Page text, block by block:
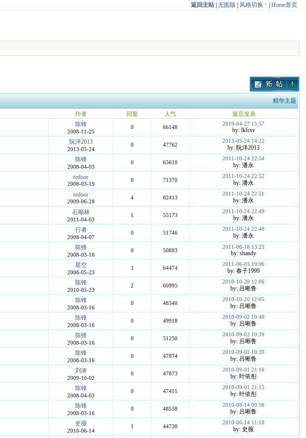
返回主站| 无图版 风格切换 Home首页
精华主题
作者 回复 人气
最后发表
陈锋
2008-11-25
0 66148
2019-04-27 15:57
by: lkfcsv
阮洋2013
2013-05-24
0 47762
2013-05-24 14:22
by: 阮洋2013
陈锋
2008-04-03
0 65610
2011-10-24 22:54
by: 潘永
redoor
2008-03-19
6 71370
2011-10-24 22:52
by: 潘永
redoor
2009-06-28
4 82413
2011-10-24 22:51
by: 潘永
石顺林
2011-04-03
1 55173
2011-10-24 22:49
by: 潘永
行者
2008-04-07
0 51746
2011-10-24 22:46
by: 潘永
陈锋
2008-03-16
0 50893
2011-06-18 13:23
by: shandy
星空
2008-05-23
3 64474
2011-06-03 19:06
by: 春子1999
陈锋
2010-05-23
2 60995
2010-10-20 12:06
by: 吕晰鲁
陈锋
2008-03-16
0 48340
2010-10-20 12:05
by: 吕晰鲁
陈锋
2008-03-16
0 49918
2010-09-02 10:40
by: 吕晰鲁
陈锋
2008-03-16
0 51250
2010-09-02 10:39
by: 吕晰鲁
陈锋
2008-03-16
0 47874
2010-09-02 10:39
by: 吕晰鲁
刘涛
2009-10-02
0 47873
2010-09-01 21:16
by: 叶依彤
陈锋
2008-04-03
0 47411
2010-09-01 21:15
by: 叶依彤
陈锋
2008-03-16
0 48538
2010-08-14 00:56
by: 吕晰鲁
史薇
2010-06-14
1 44730
2010-06-14 11:18
by: 史薇